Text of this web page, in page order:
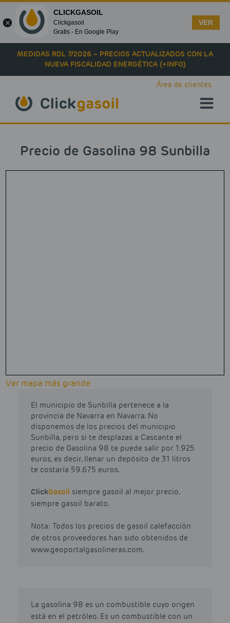
Skip to main content
MEDIDAS RDL 7/2026 – PRECIOS ACTUALIZADOS CON LA
NUEVA FISCALIDAD ENERGÉTICA (+INFO)
Área de clientes
Precio de Gasolina 98 Sunbilla
Ver mapa más grande
El municipio de Sunbilla pertenece a la
provincia de Navarra en Navarra. No
disponemos de los precios del municipio
Sunbilla, pero si te desplazas a Cascante el
precio de Gasolina 98 te puede salir por 1.925
euros, es decir, llenar un depósito de 31 litros
te costaría 59.675 euros.
ClickGasoil siempre gasoil al mejor precio,
siempre gasoil barato.
Nota: Todos los precios de gasoil calefacción
de otros proveedores han sido obtenidos de
www.geoportalgasolineras.com.
La gasolina 98 es un combustible cuyo origen
está en el petróleo. Es un combustible con un
CLICKGASOIL
Clickgasoil
Gratis - En Google Play
VER